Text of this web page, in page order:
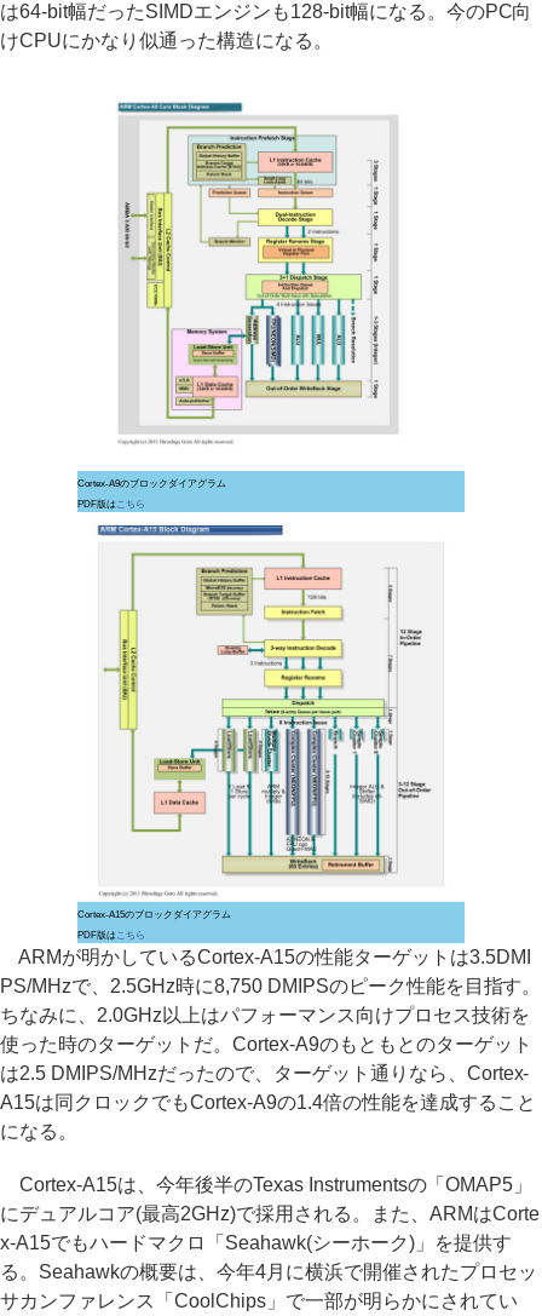
は64-bit幅だったSIMDエンジンも128-bit幅になる。今のPC向
けCPUにかなり似通った構造になる。
Cortex-A9のブロックダイアグラム
PDF版は こちら
Cortex-A15のブロックダイアグラム
PDF版は こちら
ARMが明かしているCortex-A15の性能ターゲットは3.5DMI
PS/MHzで、2.5GHz時に8,750 DMIPSのピーク性能を目指す。
ちなみに、2.0GHz以上はパフォーマンス向けプロセス技術を
使った時のターゲットだ。Cortex-A9のもともとのターゲット
は2.5 DMIPS/MHzだったので、ターゲット通りなら、Cortex-
A15は同クロックでもCortex-A9の1.4倍の性能を達成すること
になる。
Cortex-A15は、今年後半のTexas Instrumentsの「OMAP5」
にデュアルコア(最高2GHz)で採用される。また、ARMはCorte
x-A15でもハードマクロ「Seahawk(シーホーク)」を提供す
る。Seahawkの概要は、今年4月に横浜で開催されたプロセッ
サカンファレンス「CoolChips」で一部が明らかにされてい